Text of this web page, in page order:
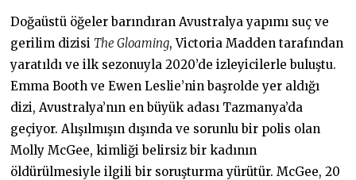
Doğaüstü öğeler barındıran Avustralya yapımı suç ve
gerilim dizisi The Gloaming, Victoria Madden tarafından
yaratıldı ve ilk sezonuyla 2020’de izleyicilerle buluştu.
Emma Booth ve Ewen Leslie’nin başrolde yer aldığı
dizi, Avustralya’nın en büyük adası Tazmanya’da
geçiyor. Alışılmışın dışında ve sorunlu bir polis olan
Molly McGee, kimliği belirsiz bir kadının
öldürülmesiyle ilgili bir soruşturma yürütür. McGee, 20